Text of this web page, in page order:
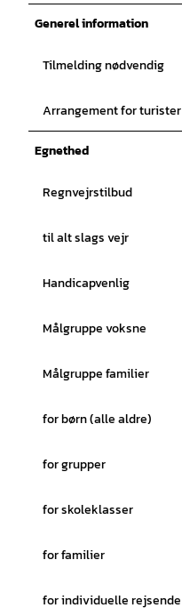
Generel information
Tilmelding nødvendig
Arrangement for turister
Egnethed
Regnvejrstilbud
til alt slags vejr
Handicapvenlig
Målgruppe voksne
Målgruppe familier
for børn (alle aldre)
for grupper
for skoleklasser
for familier
for individuelle rejsende